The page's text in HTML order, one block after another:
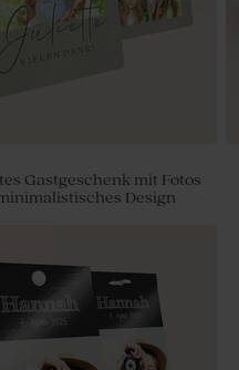
Jugendweihe im zarten
Design
Gastgeschenk mit Fotos
Design